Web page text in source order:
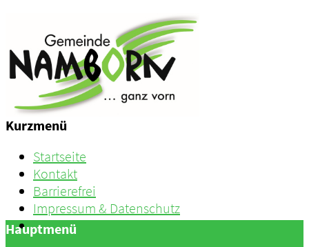
Kurzmenü
Startseite
Kontakt
Barrierefrei
Impressum & Datenschutz
Log-In
Hauptmenü